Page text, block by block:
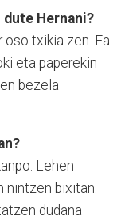
dute Hernani?
oso txikia zen. Ea
eta paperekin
bezela
Lehen
nintzen bixitan.
dudana